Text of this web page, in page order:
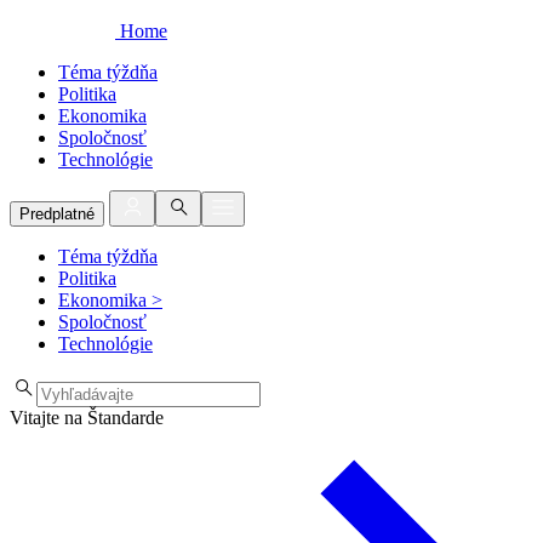
Home
Téma týždňa
Politika
Ekonomika
Spoločnosť
Technológie
Predplatné
Téma týždňa
Politika
Ekonomika >
Spoločnosť
Technológie
Vitajte na Štandarde